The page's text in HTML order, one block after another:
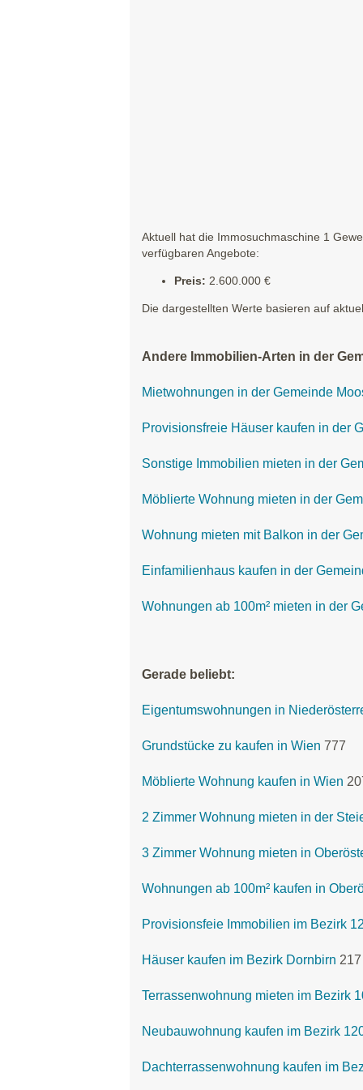
Aktuell hat die Immosuchmaschine 1
verfügbaren Angebote:
Preis: 2.600.000 €
Die dargestellten Werte basieren auf
Andere Immobilien-Arten in der
Mietwohnungen in der Gemeinde
Provisionsfreie Häuser kaufen in der
Sonstige Immobilien mieten in der
Möblierte Wohnung mieten in der
Wohnung mieten mit Balkon in der
Einfamilienhaus kaufen in der
Wohnungen ab 100m² mieten in der
Gerade beliebt:
Eigentumswohnungen in
Grundstücke zu kaufen in Wien 777
Möblierte Wohnung kaufen in Wien
2 Zimmer Wohnung mieten in der
3 Zimmer Wohnung mieten in
Wohnungen ab 100m² kaufen in
Provisionsfeie Immobilien im Bezirk
Häuser kaufen im Bezirk Dornbirn 217
Terrassenwohnung mieten im Bezirk
Neubauwohnung kaufen im Bezirk
Dachterrassenwohnung kaufen im